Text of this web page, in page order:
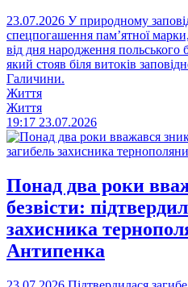
23.07.2026 У природному
спецпогашення пам’ятної
від дня народження польського
який стояв біля витоків
Галичини.
Життя
Життя
19:17 23.07.2026
Понад два роки
безвісти:
захисника
Антипенка